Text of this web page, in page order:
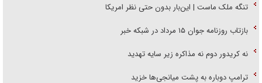
تنگه ملک ماست | این‌بار بدون حتی نظر امریکا
بازتاب روزنامه جوان ۱۵ مرداد در شبکه خبر
نه کریدور دوم نه مذاکره زیر سایه تهدید
ترامپ دوباره به پشت میانجی‌ها خزید